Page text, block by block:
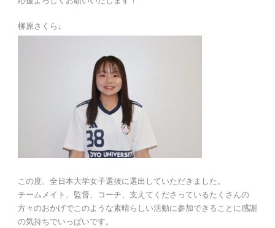
柳原さくら↓
この度、全日本大学女子選抜に選出していただきました。
チームメイト、監督、コーチ、支えてくださっているたくさんの
方々のおかげでこのような素晴らしい活動に参加できることに感謝
の気持ちでいっぱいです。